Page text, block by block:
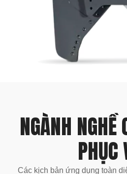
NGÀNH NGHỀ
PHỤC
Các kịch bản ứng dụng toàn